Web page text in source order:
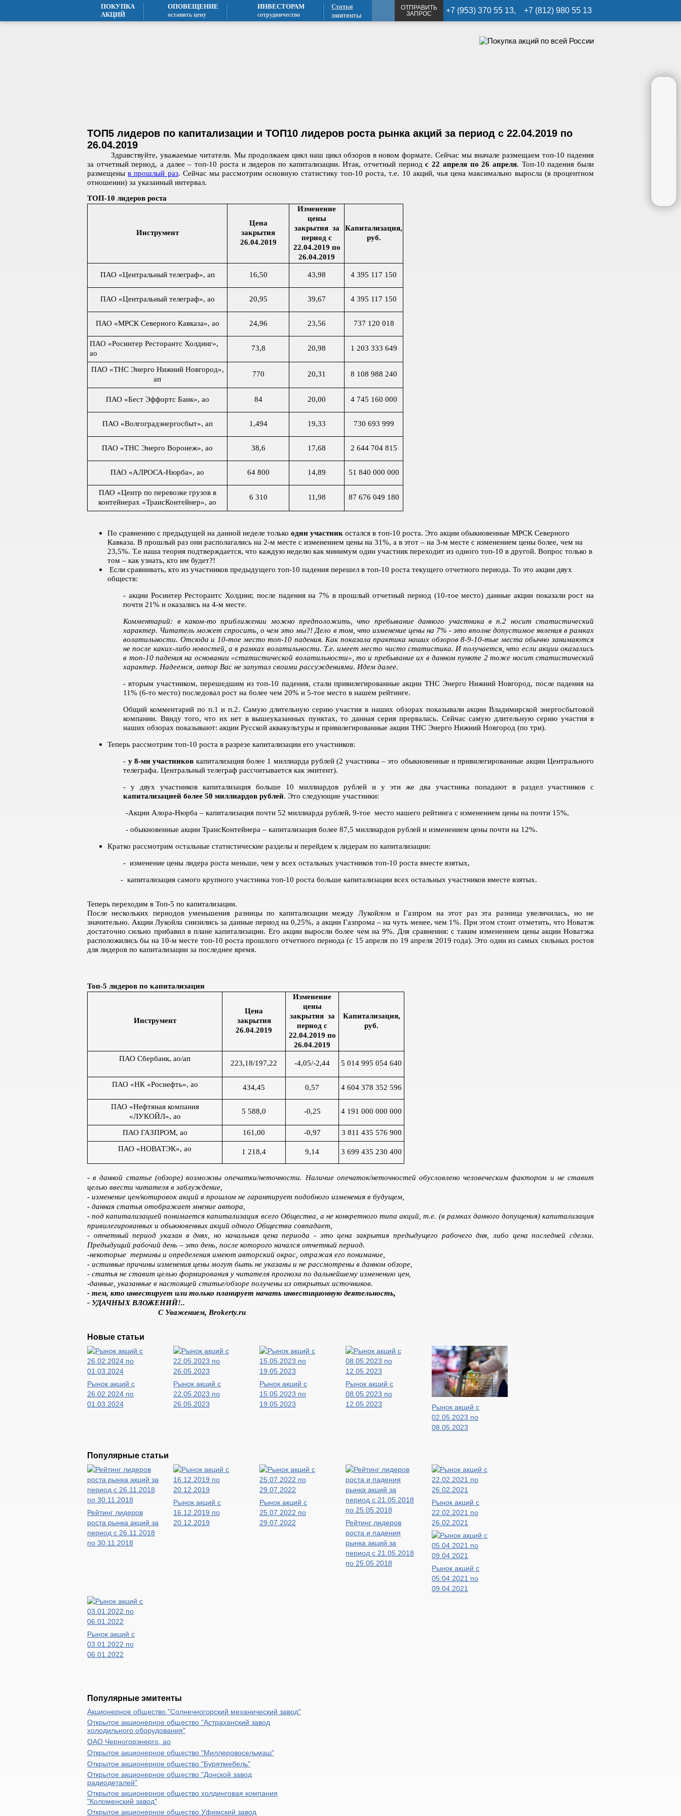
ПОКУПКА
АКЦИЙ
ОПОВЕЩЕНИЕ
оставить цену
ИНВЕСТОРАМ
сотрудничество
Статьи
эмитенты
ОТПРАВИТЬ
ЗАПРОС
+7 (953) 370 55 13, +7 (812) 980 55 13
ТОП5 лидеров по капитализации и ТОП10 лидеров роста рынка акций за период с 22.04.2019 по
26.04.2019
Здравствуйте, уважаемые читатели. Мы продолжаем цикл наш цикл обзоров в новом формате. Сейчас мы вначале размещаем топ-10 падения
за отчетный период, а далее – топ-10 роста и лидеров по капитализации. Итак, отчетный периодс 22 апреля по 26 апреля. Топ-10 падения были
размещеныв прошлый раз. Сейчас мы рассмотрим основную статистику топ-10 роста, т.е. 10 акций, чья цена максимально выросла (в процентном
отношении) за указанный интервал.
ТОП-10 лидеров роста
Инструмент
Цена
закрытия
26.04.2019
Изменение
цены
закрытия за
период с
22.04.2019 по
26.04.2019
Капитализация,
руб.
ПАО «Центральный телеграф», ап 16,50 43,98 4 395 117 150
ПАО «Центральный телеграф», ао 20,95 39,67 4 395 117 150
ПАО «МРСК Северного Кавказа», ао 24,96 23,56 737 120 018
ПАО «Росинтер Ресторантс Холдинг»,
ао
73,8 20,98 1 203 333 649
ПАО «ТНС Энерго Нижний Новгород»,
ап
770 20,31 8 108 988 240
ПАО «Бест Эффортс Банк», ао 84 20,00 4 745 160 000
ПАО «Волгоградэнергосбыт», ап 1,494 19,33 730 693 999
ПАО «ТНС Энерго Воронеж», ао 38,6 17,68 2 644 704 815
ПАО «АЛРОСА-Нюрба», ао 64 800 14,89 51 840 000 000
ПАО «Центр по перевозке грузов в
контейнерах «ТрансКонтейнер», ао
6 310 11,98 87 676 049 180
По сравнению с предыдущей на данной неделе только один участник остался в топ-10 роста. Это акции обыкновенные МРСК Северного
Кавказа. В прошлый раз они располагались на 2-м месте с изменением цены на 31%, а в этот – на 3-м месте с изменением цены более, чем на
23,5%. Т.е наша теория подтверждается, что каждую неделю как минимум один участник переходит из одного топ-10 в другой. Вопрос только в
том – как узнать, кто им будет?!
Если сравнивать, кто из участников предыдущего топ-10 падения перешел в топ-10 роста текущего отчетного периода. То это акции двух
обществ:
- акции Росинтер Ресторантс Холдинг, после падения на 7% в прошлый отчетный период (10-тое место) данные акции показали рост на
почти 21% и оказались на 4-м месте.
Комментарий: в каком-то приближении можно предположить, что пребывание данного участника в п.2 носит статистический
характер. Читатель может спросить, о чем это мы?! Дело в том, что изменение цены на 7% - это вполне допустимое явления в рамках
волатильности. Отсюда и 10-тое место топ-10 падения. Как показала практика наших обзоров 8-9-10-тые места обычно занимаются
не после каких-либо новостей, а в рамках волатильности. Т.е. имеет место чисто статистика. И получается, что если акции оказались
в топ-10 падения на основании «статистической волатильности», то и пребывание их в данном пункте 2 тоже носит статистический
характер. Надеемся, автор Вас не запутал своими рассуждениями. Идем далее.
- вторым участником, перешедшим из топ-10 падения, стали привилегированные акции ТНС Энерго Нижний Новгород, после падения на
11% (6-то место) последовал рост на более чем 20% и 5-тое место в нашем рейтинге.
Общий комментарий по п.1 и п.2. Самую длительную серию участия в наших обзорах показывали акции Владимирской энергосбытовой
компании. Ввиду того, что их нет в вышеуказанных пунктах, то данная серия прервалась. Сейчас самую длительную серию участия в
наших обзорах показывают: акции Русской аквакультуры и привилегированные акции ТНС Энерго Нижний Новгород (по три).
Теперь рассмотрим топ-10 роста в разрезе капитализации его участников:
- у 8-ми участников капитализация более 1 миллиарда рублей (2 участника – это обыкновенные и привилегированные акции Центрального
телеграфа. Центральный телеграф рассчитывается как эмитент).
- у двух участников капитализация больше 10 миллиардов рублей и у эти же два участника попадают в раздел участников с
капитализацией более 50 миллиардов рублей. Это следующие участники:
-Акции Алора-Нюрба – капитализация почти 52 миллиарда рублей, 9-тое место нашего рейтинга с изменением цены на почти 15%,
- обыкновенные акции ТрансКонтейнера – капитализация более 87,5 миллиардов рублей и изменением цены почти на 12%.
Кратко рассмотрим остальные статистические разделы и перейдем к лидерам по капитализации:
- изменение цены лидера роста меньше, чем у всех остальных участников топ-10 роста вместе взятых,
- капитализация самого крупного участника топ-10 роста больше капитализации всех остальных участников вместе взятых.
Теперь переходим в Топ-5 по капитализации.
После нескольких периодов уменьшения разницы по капитализации между Лукойлом и Газпром на этот раз эта разница увеличилась, но не
значительно. Акции Лукойла снизились за данные период на 0,25%, а акции Газпрома – на чуть менее, чем 1%. При этом стоит отметить, что Новатэк
достаточно сильно прибавил в плане капитализации. Его акции выросли более чем на 9%. Для сравнения: с таким изменением цены акции Новатэка
расположились бы на 10-м месте топ-10 роста прошлого отчетного периода (с 15 апреля по 19 апреля 2019 года). Это один из самых сильных ростов
для лидеров по капитализации за последнее время.
Топ-5 лидеров по капитализации
Инструмент
Цена
закрытия
26.04.2019
Изменение
цены
закрытия за
период с
22.04.2019 по
26.04.2019
Капитализация,
руб.
ПАО Сбербанк, ао/ап
223,18/197,22 -4,05/-2,44 5 014 995 054 640
ПАО «НК «Роснефть», ао 434,45 0,57 4 604 378 352 596
ПАО «Нефтяная компания
«ЛУКОЙЛ», ао
5 588,0 -0,25 4 191 000 000 000
ПАО ГАЗПРОМ, ао 161,00 -0,97
3 811 435 576 900
ПАО «НОВАТЭК», ао
1 218,4 9,14 3 699 435 230 400
- в данной статье (обзоре) возможны опечатки/неточности. Наличие опечаток/неточностей обусловлено человеческим фактором и не ставит
целью ввести читателя в заблуждение,
- изменение цен/котировок акций в прошлом не гарантирует подобного изменения в будущем,
- данная статья отображает мнение автора,
- под капитализацией понимается капитализация всего Общества, а не конкретного типа акций, т.е. (в рамках данного допущения) капитализация
привилегированных и обыкновенных акций одного Общества совпадает,
- отчетный период указан в днях, но начальная цена периода - это цена закрытия предыдущего рабочего дня, либо цена последней сделки.
Предыдущий рабочий день – это день, после которого начался отчетный период.
-некоторые термины и определения имеют авторский окрас, отражая его понимание,
- истинные причины изменения цены могут быть не указаны и не рассмотрены в данном обзоре,
- статья не ставит целью формирования у читателя прогноза по дальнейшему изменению цен,
-данные, указанные в настоящей статье/обзоре получены из открытых источников.
- тем, кто инвестирует или только планирует начать инвестиционную деятельность,
- УДАЧНЫХ ВЛОЖЕНИЙ!..
С Уважением, Brokerty.ru
Новые статьи
Рынок акций с
26.02.2024 по
01.03.2024
Рынок акций с
22.05.2023 по
26.05.2023
Рынок акций с
15.05.2023 по
19.05.2023
Рынок акций с
08.05.2023 по
12.05.2023
Рынок акций с
02.05.2023 по
08.05.2023
Популярные статьи
Рейтинг лидеров
роста рынка акций за
период с 26.11.2018
по 30.11.2018
Рынок акций с
16.12.2019 по
20.12.2019
Рынок акций с
25.07.2022 по
29.07.2022
Рейтинг лидеров
роста и падения
рынка акций за
период с 21.05.2018
по 25.05.2018
Рынок акций с
22.02.2021 по
26.02.2021
Рынок акций с
05.04.2021 по
09.04.2021
Рынок акций с
03.01.2022 по
06.01.2022
Популярные эмитенты
Акционерное общество "Солнечногорский механический завод"
Открытое акционерное общество "Астраханский завод
холодильного оборудования"
ОАО Черногорэнерго, ао
Открытое акционерное общество "Миллеровосельмаш"
Открытое акционерное общество "Бурятмебель"
Открытое акционерное общество "Донской завод
радиодеталей"
Открытое акционерное общество холдинговая компания
"Коломенский завод"
Открытое акционерное общество Уфимский завод